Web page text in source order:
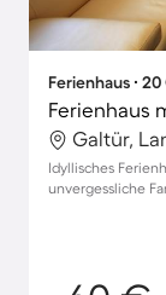
Ferienhaus ∙
Ferienhaus
Galtür,
Idyllisches
unvergessliche